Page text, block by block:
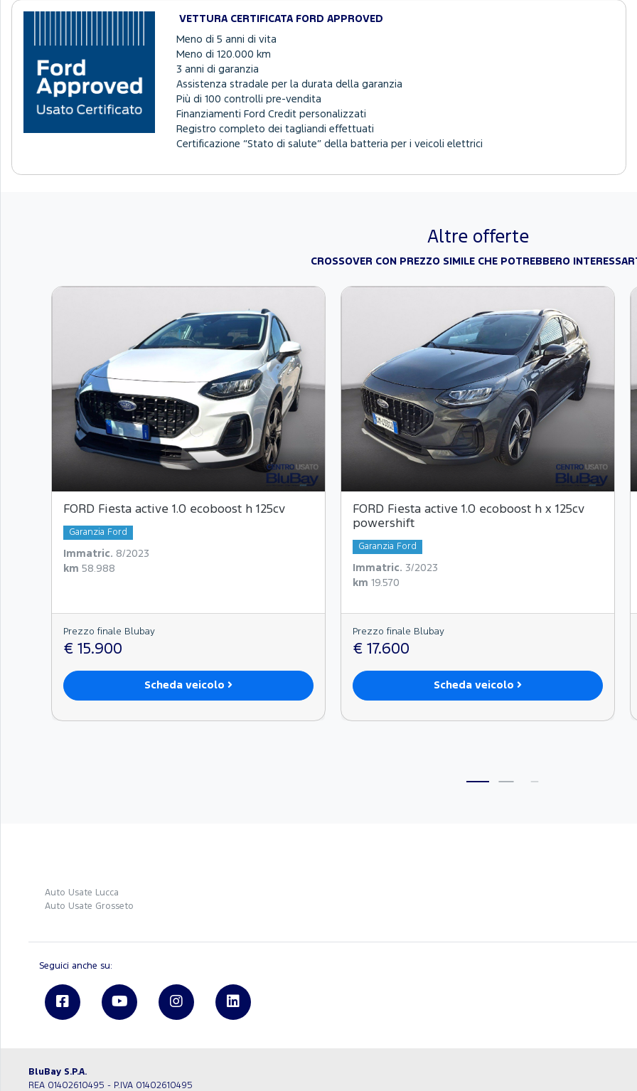
VETTURA CERTIFICATA FORD APPROVED
Meno di 5 anni di vita
Meno di 120.000 km
3 anni di garanzia
Assistenza stradale per la durata della garanzia
Più di 100 controlli pre-vendita
Finanziamenti Ford Credit personalizzati
Registro completo dei tagliandi effettuati
Certificazione “Stato di salute” della batteria per i veicoli elettrici
Altre offerte
CROSSOVER CON PREZZO SIMILE CHE POTREBBERO
FORD Fiesta active 1.0 ecoboost h 125cv
Garanzia Ford
Immatric.
8/2023
km 58.988
Prezzo finale Blubay
€ 15.900
Scheda veicolo
FORD Fiesta active 1.0 ecoboost h x 125cv
powershift
Garanzia Ford
Immatric.
3/2023
km 19.570
Prezzo finale Blubay
€ 17.600
Scheda veicolo
Auto Usate Lucca
Auto Usate Grosseto
Seguici anche su:
BluBay S.P.A.
REA 01402610495 - P.IVA 01402610495